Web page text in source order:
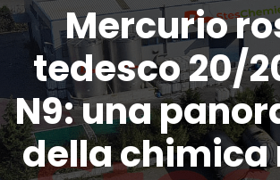
Mercurio
tedesco 20/
N9: una
della chimica